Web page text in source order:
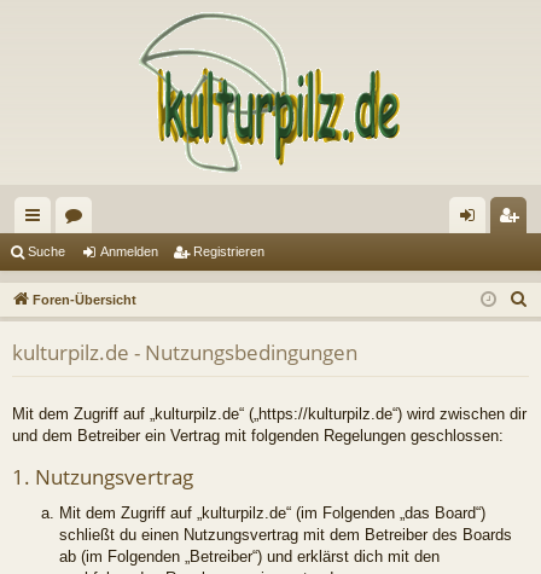
ch
ne
llz
ug
en m
el
ist
rie
Suche Anmelden Registrieren
Foren-Übersicht
u
kulturpilz.de - Nutzungsbedingungen
Mit dem Zugriff auf „kulturpilz.de“ („https://kulturpilz.de“) wird zwischen dir
und dem Betreiber ein Vertrag mit folgenden Regelungen geschlossen:
1. Nutzungsvertrag
Mit dem Zugriff auf „kulturpilz.de“ (im Folgenden „das Board“)
schließt du einen Nutzungsvertrag mit dem Betreiber des Boards
ab (im Folgenden „Betreiber“) und erklärst dich mit den